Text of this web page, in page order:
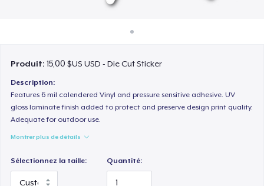
Produit:15,00 $US USD - Die Cut Sticker
Description:
Features 6 mil calendered Vinyl and pressure sensitive adhesive. UV
gloss laminate finish added to protect and preserve design print quality.
Adequate for outdoor use.
Montrer plus de détails
Sélectionnez la taille: Quantité: